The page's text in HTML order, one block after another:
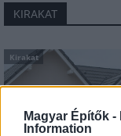
Magyar Építők -
Information
KIRAKAT
Kirakat